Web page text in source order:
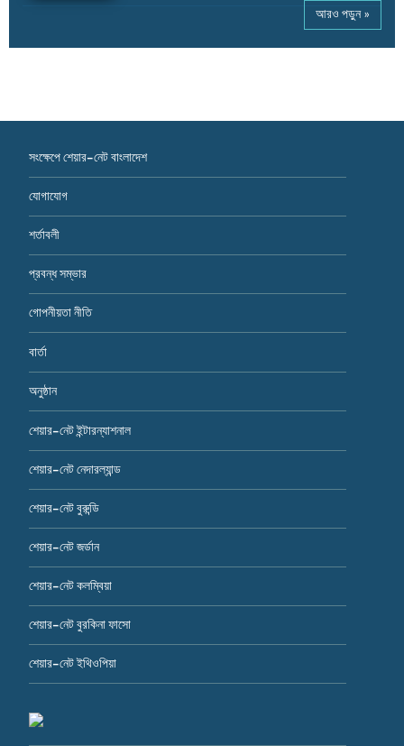
আরও পড়ুন »
সংক্ষেপে শেয়ার-নেট বাংলাদেশ
যোগাযোগ
শর্তাবলী
প্রবন্ধ সম্ভার
গোপনীয়তা নীতি
বার্তা
অনুষ্ঠান
শেয়ার-নেট ইন্টারন্যাশনাল
শেয়ার-নেট নেদারল্যান্ড
শেয়ার-নেট বুরুন্ডি
শেয়ার-নেট জর্ডান
শেয়ার-নেট কলম্বিয়া
শেয়ার-নেট বুরকিনা ফাসো
শেয়ার-নেট ইথিওপিয়া